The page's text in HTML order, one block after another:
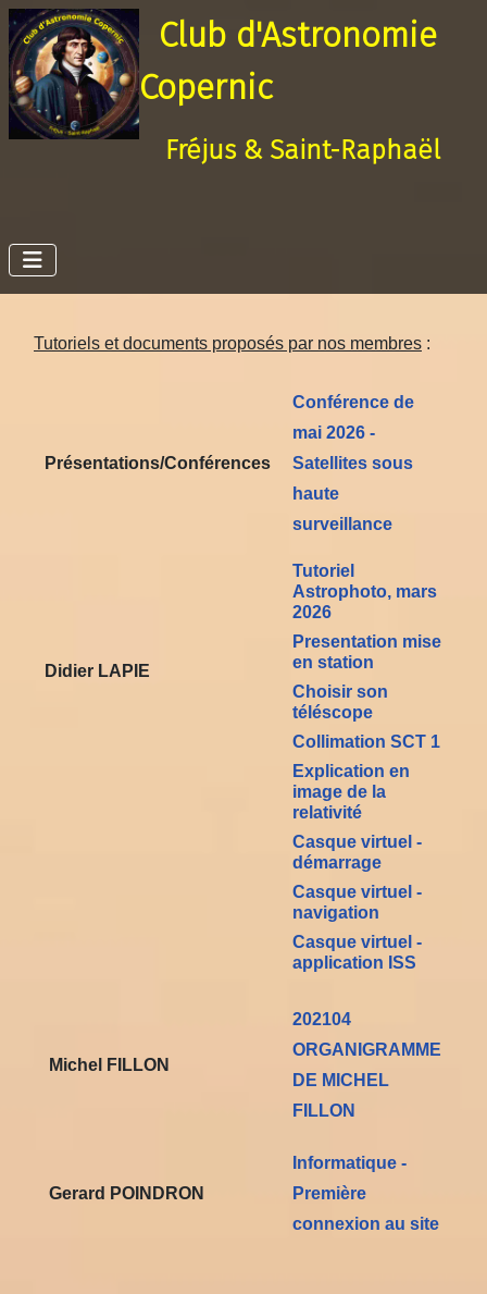
Club d'Astronomie
Copernic
Fréjus & Saint-Raphaël
Tutoriels et documents proposés par nos membres :
Présentations/Conférences
Conférence de
mai 2026 -
Satellites sous
haute
surveillance
Didier LAPIE
Tutoriel
Astrophoto, mars
2026
Presentation mise
en station
Choisir son
téléscope
Collimation SCT 1
Explication en
image de la
relativité
Casque virtuel -
démarrage
Casque virtuel -
navigation
Casque virtuel -
application ISS
Michel FILLON
202104
ORGANIGRAMME
DE MICHEL
FILLON
Gerard POINDRON
Informatique -
Première
connexion au site